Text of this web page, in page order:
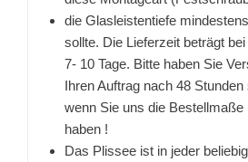
die Glasleistentiefe
sollte. Die Lieferzeit beträgt
7- 10 Tage. Bitte haben Sie
Ihren Auftrag nach 48
wenn Sie uns die Bestellmaße
haben !
Das Plissee ist in jeder